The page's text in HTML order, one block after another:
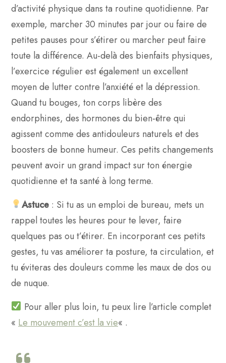
d’activité physique dans ta routine quotidienne. Par
exemple, marcher 30 minutes par jour ou faire de
petites pauses pour s’étirer ou marcher peut faire
toute la différence. Au-delà des bienfaits physiques,
l’exercice régulier est également un excellent
moyen de lutter contre l’anxiété et la dépression.
Quand tu bouges, ton corps libère des
endorphines, des hormones du bien-être qui
agissent comme des antidouleurs naturels et des
boosters de bonne humeur. Ces petits changements
peuvent avoir un grand impact sur ton énergie
quotidienne et ta santé à long terme.
Astuce: Si tu as un emploi de bureau, mets un
rappel toutes les heures pour te lever, faire
quelques pas ou t’étirer. En incorporant ces petits
gestes, tu vas améliorer ta posture, ta circulation, et
tu éviteras des douleurs comme les maux de dos ou
de nuque.
Pour aller plus loin, tu peux lire l’article complet
« Le mouvement c’est la vie« .